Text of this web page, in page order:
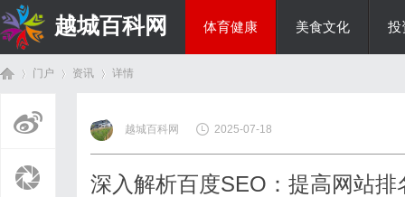
越城百科网 体育健康 美食文化 投
门户 资讯
›
详情
越城百科网 2025-07-18
深入解析百度SEO：提高网站排